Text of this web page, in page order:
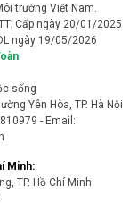
trường Việt Nam.
Cấp ngày 20/01/2025
ngày 19/05/2026
sống
Yên Hòa, TP. Hà Nội
- Email:
Minh:
TP. Hồ Chí Minh